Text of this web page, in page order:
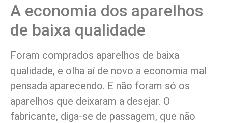
A economia dos aparelhos
de baixa qualidade
Foram comprados aparelhos de baixa
qualidade, e olha aí de novo a economia mal
pensada aparecendo. E não foram só os
aparelhos que deixaram a desejar. O
fabricante, diga-se de passagem, que não